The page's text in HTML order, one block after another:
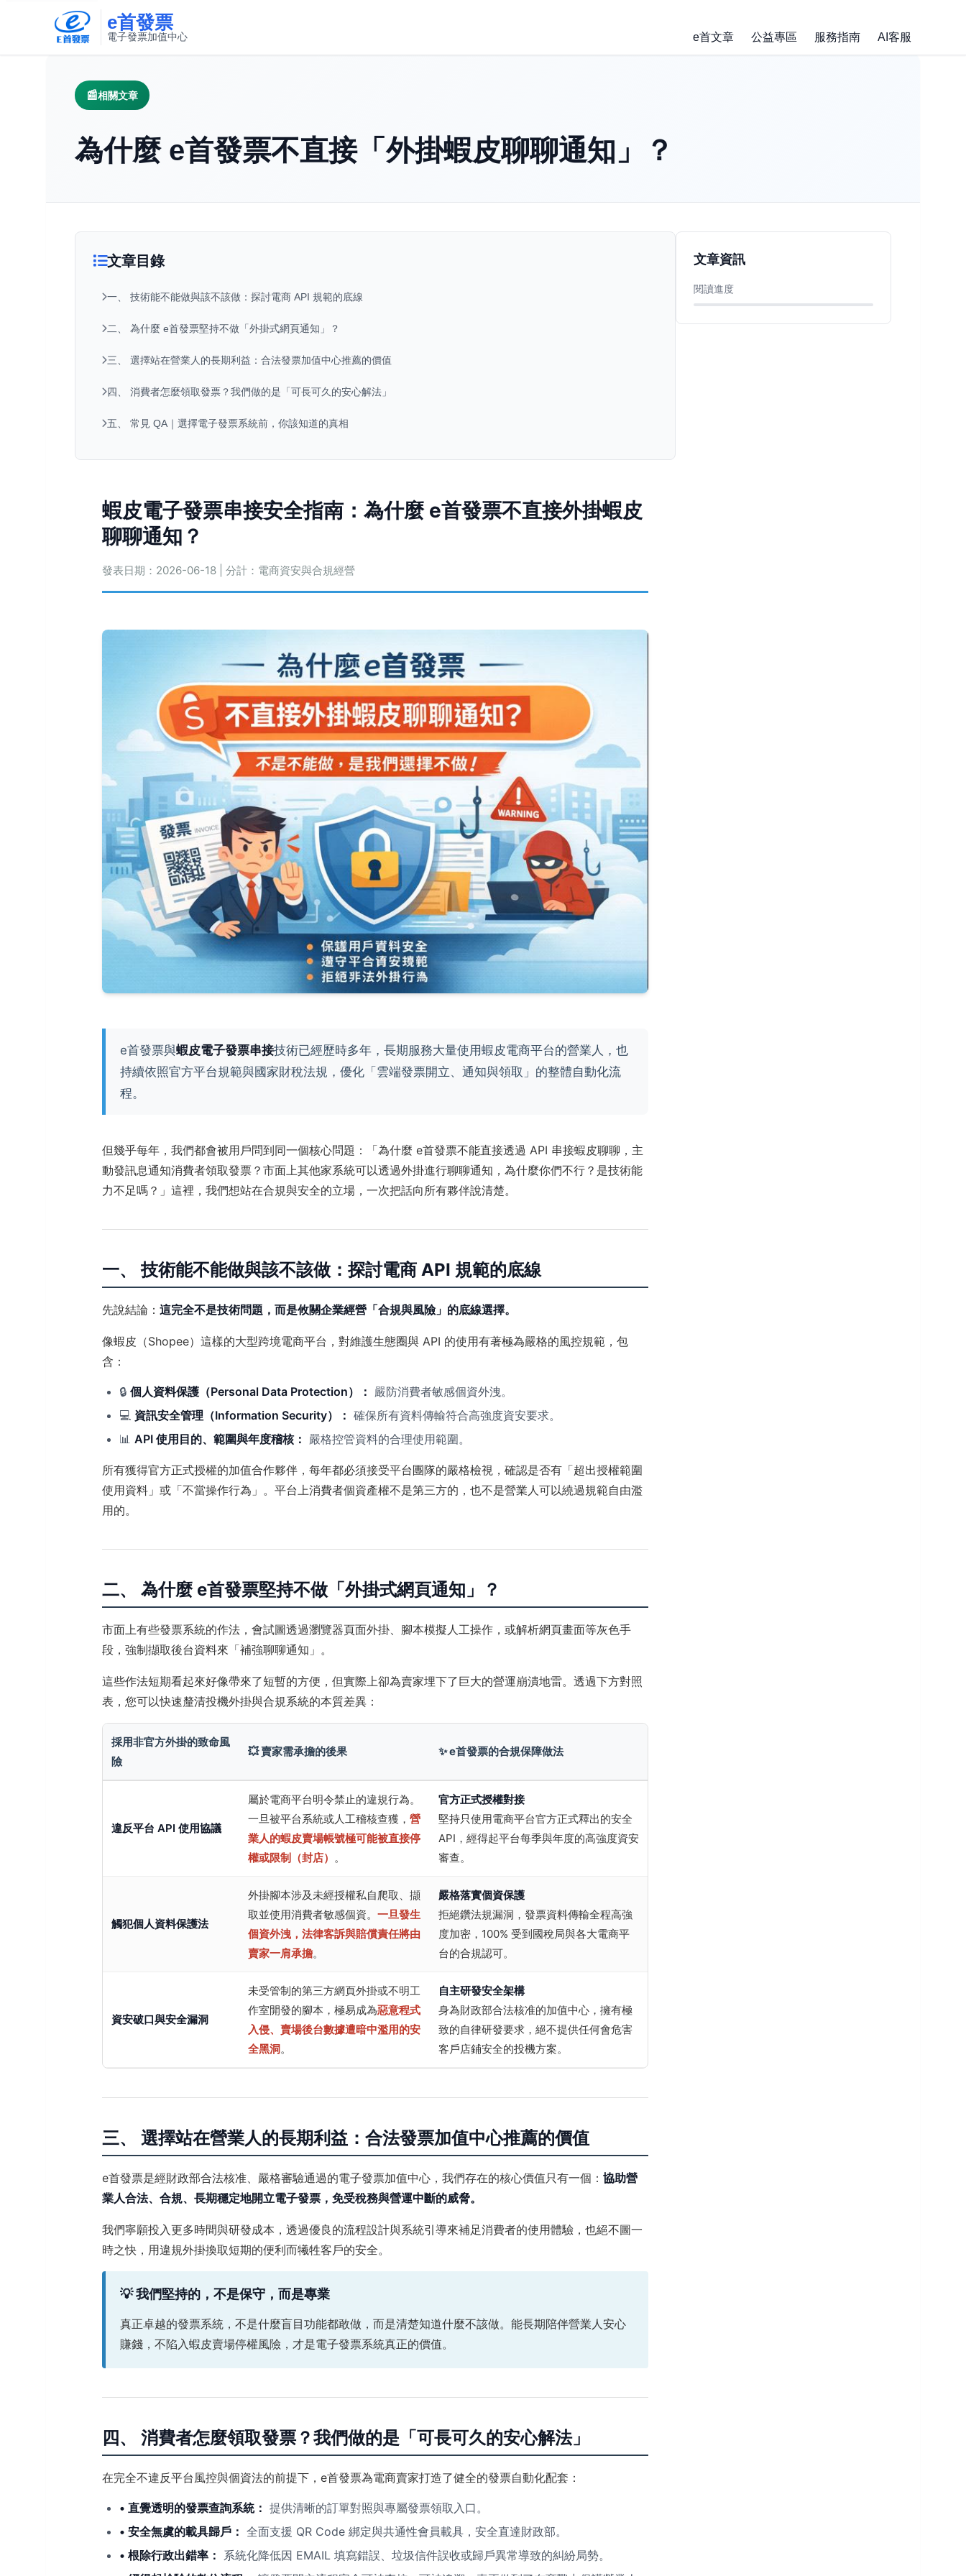
e首發票
電子發票加值中心 e首文章 公益專區 服務指南 AI客服
相關文章
為什麼 e首發票不直接「外掛蝦皮聊聊通知」？
文章目錄
一、 技術能不能做與該不該做：探討電商 API 規範的底線
二、 為什麼 e首發票堅持不做「外掛式網頁通知」？
三、 選擇站在營業人的長期利益：合法發票加值中心推薦的價值
四、 消費者怎麼領取發票？我們做的是「可長可久的安心解法」
五、 常見 QA｜選擇電子發票系統前，你該知道的真相
蝦皮電子發票串接安全指南：為什麼 e首發票不直接外掛蝦皮
聊聊通知？
發表日期：2026-06-18 | 分計：電商資安與合規經營
e首發票與蝦皮電子發票串接技術已經歷時多年，長期服務大量使用蝦皮電商平台的營業人，也
持續依照官方平台規範與國家財稅法規，優化「雲端發票開立、通知與領取」的整體自動化流
程。
但幾乎每年，我們都會被用戶問到同一個核心問題：「為什麼 e首發票不能直接透過 API 串接蝦皮聊聊，主
動發訊息通知消費者領取發票？市面上其他家系統可以透過外掛進行聊聊通知，為什麼你們不行？是技術能
力不足嗎？」這裡，我們想站在合規與安全的立場，一次把話向所有夥伴說清楚。
一、 技術能不能做與該不該做：探討電商 API 規範的底線
先說結論： 這完全不是技術問題，而是攸關企業經營「合規與風險」的底線選擇。
像蝦皮（Shopee）這樣的大型跨境電商平台，對維護生態圈與 API 的使用有著極為嚴格的風控規範，包
含：
🔒 個人資料保護（Personal Data Protection）： 嚴防消費者敏感個資外洩。
💻 資訊安全管理（Information Security）： 確保所有資料傳輸符合高強度資安要求。
📊 API 使用目的、範圍與年度稽核： 嚴格控管資料的合理使用範圍。
所有獲得官方正式授權的加值合作夥伴，每年都必須接受平台團隊的嚴格檢視，確認是否有「超出授權範圍
使用資料」或「不當操作行為」。平台上消費者個資產權不是第三方的，也不是營業人可以繞過規範自由濫
用的。
二、 為什麼 e首發票堅持不做「外掛式網頁通知」？
市面上有些發票系統的作法，會試圖透過瀏覽器頁面外掛、腳本模擬人工操作，或解析網頁畫面等灰色手
段，強制擷取後台資料來「補強聊聊通知」。
這些作法短期看起來好像帶來了短暫的方便，但實際上卻為賣家埋下了巨大的營運崩潰地雷。透過下方對照
表，您可以快速釐清投機外掛與合規系統的本質差異：
採用非官方外掛的致命風
險
💥 賣家需承擔的後果 ✨ e首發票的合規保障做法
違反平台 API 使用協議
屬於電商平台明令禁止的違規行為。
一旦被平台系統或人工稽核查獲， 營
業人的蝦皮賣場帳號極可能被直接停
權或限制（封店） 。
官方正式授權對接
堅持只使用電商平台官方正式釋出的安全
API，經得起平台每季與年度的高強度資安
審查。
觸犯個人資料保護法
外掛腳本涉及未經授權私自爬取、擷
取並使用消費者敏感個資。 一旦發生
個資外洩，法律客訴與賠償責任將由
賣家一肩承擔。
嚴格落實個資保護
拒絕鑽法規漏洞，發票資料傳輸全程高強
度加密，100% 受到國稅局與各大電商平
台的合規認可。
資安破口與安全漏洞
未受管制的第三方網頁外掛或不明工
作室開發的腳本，極易成為惡意程式
入侵、賣場後台數據遭暗中濫用的安
全黑洞。
自主研發安全架構
身為財政部合法核准的加值中心，擁有極
致的自律研發要求，絕不提供任何會危害
客戶店鋪安全的投機方案。
三、 選擇站在營業人的長期利益：合法發票加值中心推薦的價值
e首發票是經財政部合法核准、嚴格審驗通過的電子發票加值中心，我們存在的核心價值只有一個： 協助營
業人合法、合規、長期穩定地開立電子發票，免受稅務與營運中斷的威脅。
我們寧願投入更多時間與研發成本，透過優良的流程設計與系統引導來補足消費者的使用體驗，也絕不圖一
時之快，用違規外掛換取短期的便利而犧牲客戶的安全。
💡 我們堅持的，不是保守，而是專業
真正卓越的發票系統，不是什麼盲目功能都敢做，而是清楚知道什麼不該做。能長期陪伴營業人安心
賺錢，不陷入蝦皮賣場停權風險，才是電子發票系統真正的價值。
四、 消費者怎麼領取發票？我們做的是「可長可久的安心解法」
在完全不違反平台風控與個資法的前提下，e首發票為電商賣家打造了健全的發票自動化配套：
• 直覺透明的發票查詢系統： 提供清晰的訂單對照與專屬發票領取入口。
• 安全無虞的載具歸戶： 全面支援 QR Code 綁定與共通性會員載具，安全直達財政部。
• 根除行政出錯率： 系統化降低因 EMAIL 填寫錯誤、垃圾信件誤收或歸戶異常導致的糾紛局勢。
文章資訊
閱讀進度